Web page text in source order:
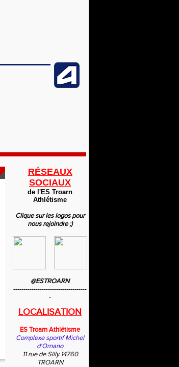
RÉSEAUX
SOCIAUX
de l'ES Troarn
Athlétisme
Clique sur les logos pour
nous rejoindre ;)
@ESTROARN
------------------------------------
-
LOCALISATION
ES Troarn Athlétisme
Complexe sportif Michel
d'Ornano
11 rue de Silly 14760
TROARN